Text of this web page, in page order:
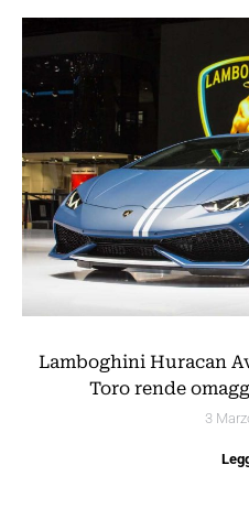
Lamboghini Huracan
Toro rende
3